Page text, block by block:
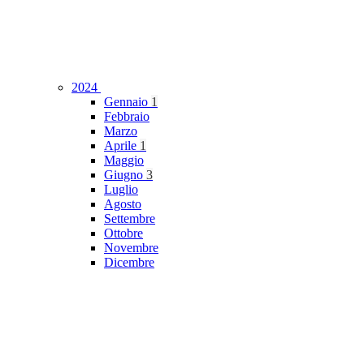
2024
Gennaio 1
Febbraio
Marzo
Aprile 1
Maggio
Giugno 3
Luglio
Agosto
Settembre
Ottobre
Novembre
Dicembre